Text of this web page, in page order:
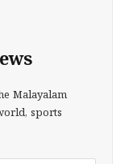
Malayalam
sports